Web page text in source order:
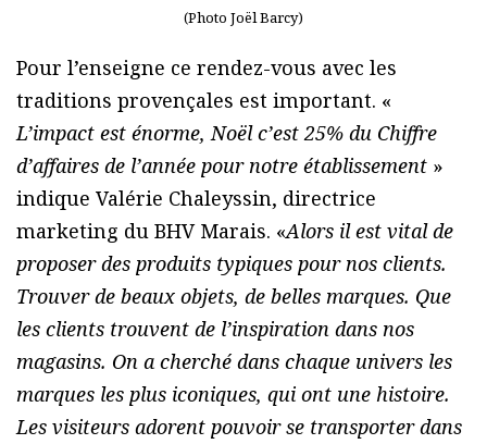
(Photo Joël Barcy)
Pour l’enseigne ce rendez-vous avec les
traditions provençales est important. «
L’impact est énorme, Noël c’est 25% du Chiffre
d’affaires de l’année pour notre établissement »
indique Valérie Chaleyssin, directrice
marketing du BHV Marais. «Alors il est vital de
proposer des produits typiques pour nos clients.
Trouver de beaux objets, de belles marques. Que
les clients trouvent de l’inspiration dans nos
magasins. On a cherché dans chaque univers les
marques les plus iconiques, qui ont une histoire.
Les visiteurs adorent pouvoir se transporter dans